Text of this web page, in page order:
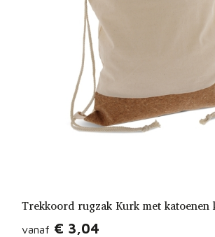
Trekkoord rugzak Kurk met katoenen
vanaf € 3,04